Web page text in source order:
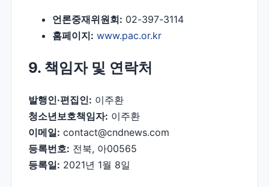
언론중재위원회: 02-397-3114
홈페이지: www.pac.or.kr
9. 책임자 및 연락처
발행인·편집인: 이주환
청소년보호책임자: 이주환
이메일: contact@cndnews.com
등록번호: 전북, 아00565
등록일: 2021년 1월 8일